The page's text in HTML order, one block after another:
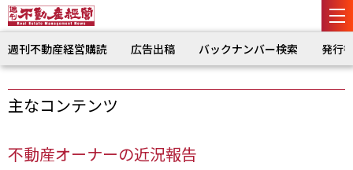
週刊不動産経営購読 広告出稿 バックナンバー検索 発行
主なコンテンツ
不動産オーナーの近況報告